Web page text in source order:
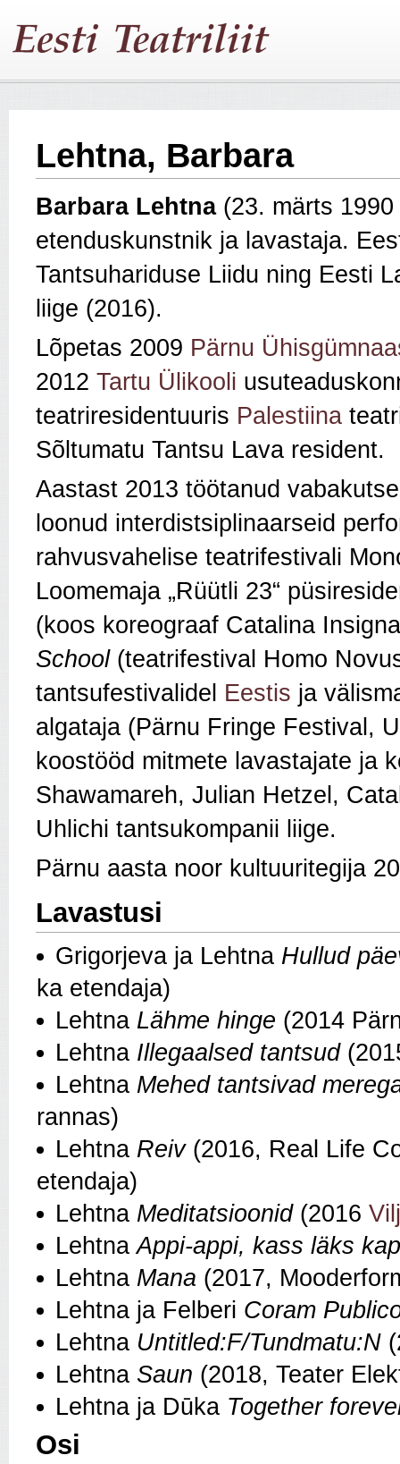
Lehtna, Barbara
Barbara Lehtna (23. märts 1990
etenduskunstnik ja lavastaja.
Tantsuhariduse Liidu ning Eesti
liige (2016).
Lõpetas 2009 Pärnu
2012 Tartu Ülikooli
teatriresidentuuris Palestiina
Sõltumatu Tantsu Lava resident.
Aastast 2013 töötanud
loonud interdistsiplinaarseid
rahvusvahelise teatrifestivali
Loomemaja „Rüütli 23“
(koos koreograaf Catalina
School(teatrifestival Homo
tantsufestivalidel Eestis ja
algataja (Pärnu Fringe Festival,
koostööd mitmete lavastajate ja
Shawamareh, Julian Hetzel,
Uhlichi tantsukompanii liige.
Pärnu aasta noor kultuuritegija
Lavastusi
Grigorjeva ja Lehtna Hullud
ka etendaja)
Lehtna Lähme hinge (2014
Lehtna Illegaalsed tantsud
Lehtna Mehed tantsivad
rannas)
Lehtna Reiv(2016, Real Life
etendaja)
Lehtna Meditatsioonid (2016
LehtnaAppi-appi, kass läks
Lehtna Mana (2017,
Lehtna ja Felberi Coram
Lehtna Untitled:F/Tundmatu:N
Lehtna Saun (2018, Teater
Lehtna ja Dūka Together
Osi